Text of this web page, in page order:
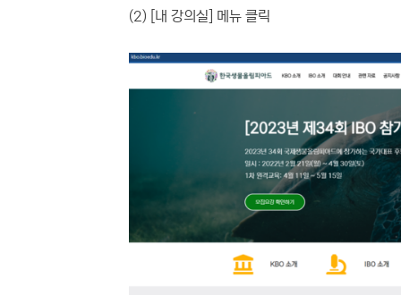
(2) [내 강의실] 메뉴 클릭